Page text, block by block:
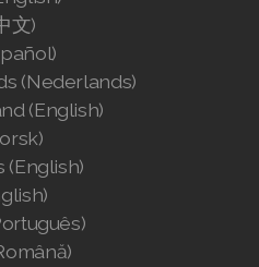
文)
(Nederlands)
(English)
(English)